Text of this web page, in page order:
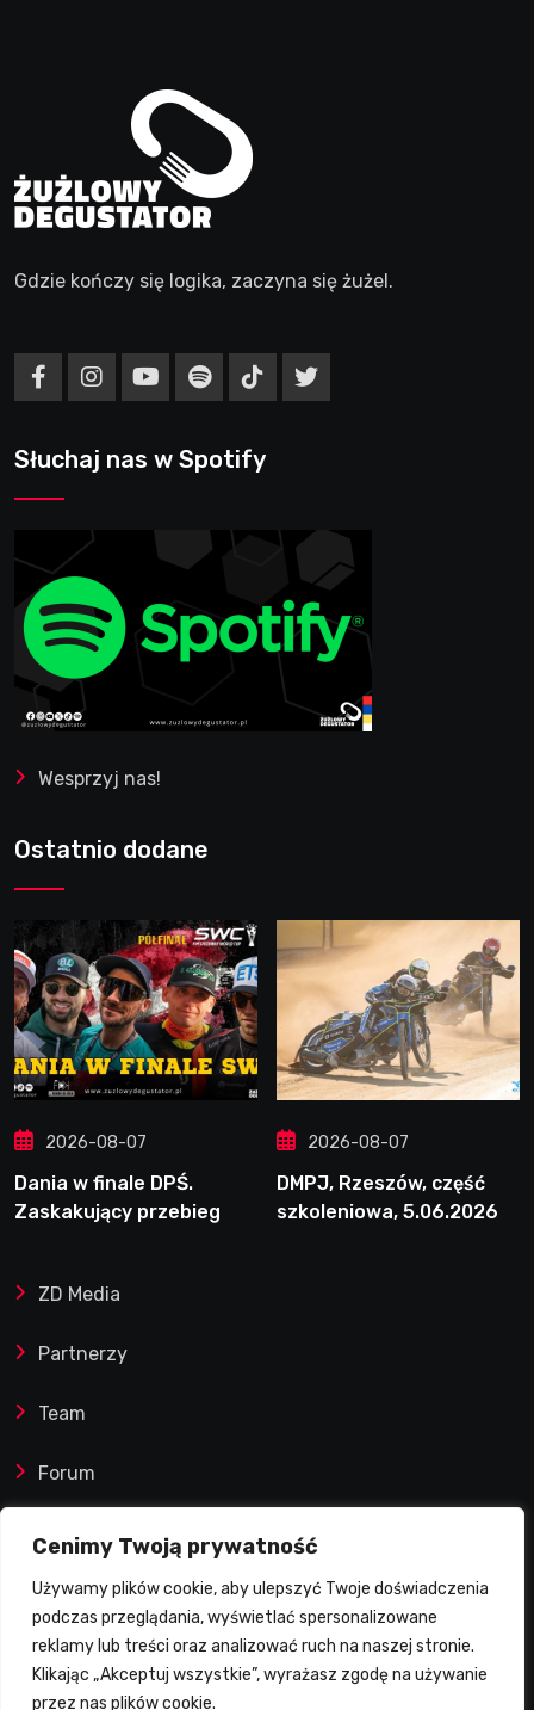
Cenimy Twoją prywatność
Używamy plików cookie, aby ulepszyć Twoje doświadczenia
podczas przeglądania, wyświetlać spersonalizowane
reklamy lub treści oraz analizować ruch na naszej stronie.
Klikając „Akceptuj wszystkie”, wyrażasz zgodę na używanie
przez nas plików cookie.
Gdzie kończy się logika, zaczyna się żużel.
Słuchaj nas w Spotify
Wesprzyj nas!
Ostatnio dodane
2026-08-07
Dania w finale DPŚ.
Zaskakujący przebieg
2026-08-07
DMPJ, Rzeszów, część
szkoleniowa, 5.06.2026
ZD Media
Partnerzy
Team
Forum
Reklamy i współprace
Prawa autorskie
Polityka Prywatności